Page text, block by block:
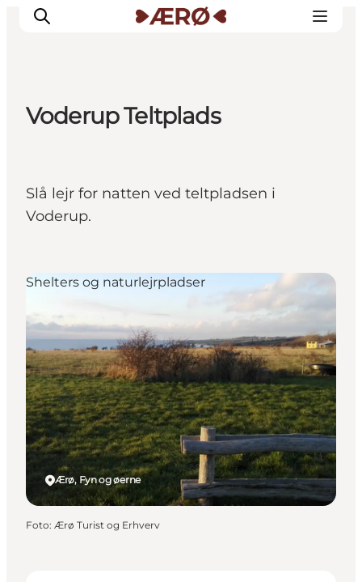
Oplevelser
Events
Planlæg ferien
Voderup Teltplads
Slå lejr for natten ved teltpladsen i
Voderup.
Ærø, Fyn og øerne
Shelters og naturlejrpladser
Foto: Ærø Turist og Erhverv